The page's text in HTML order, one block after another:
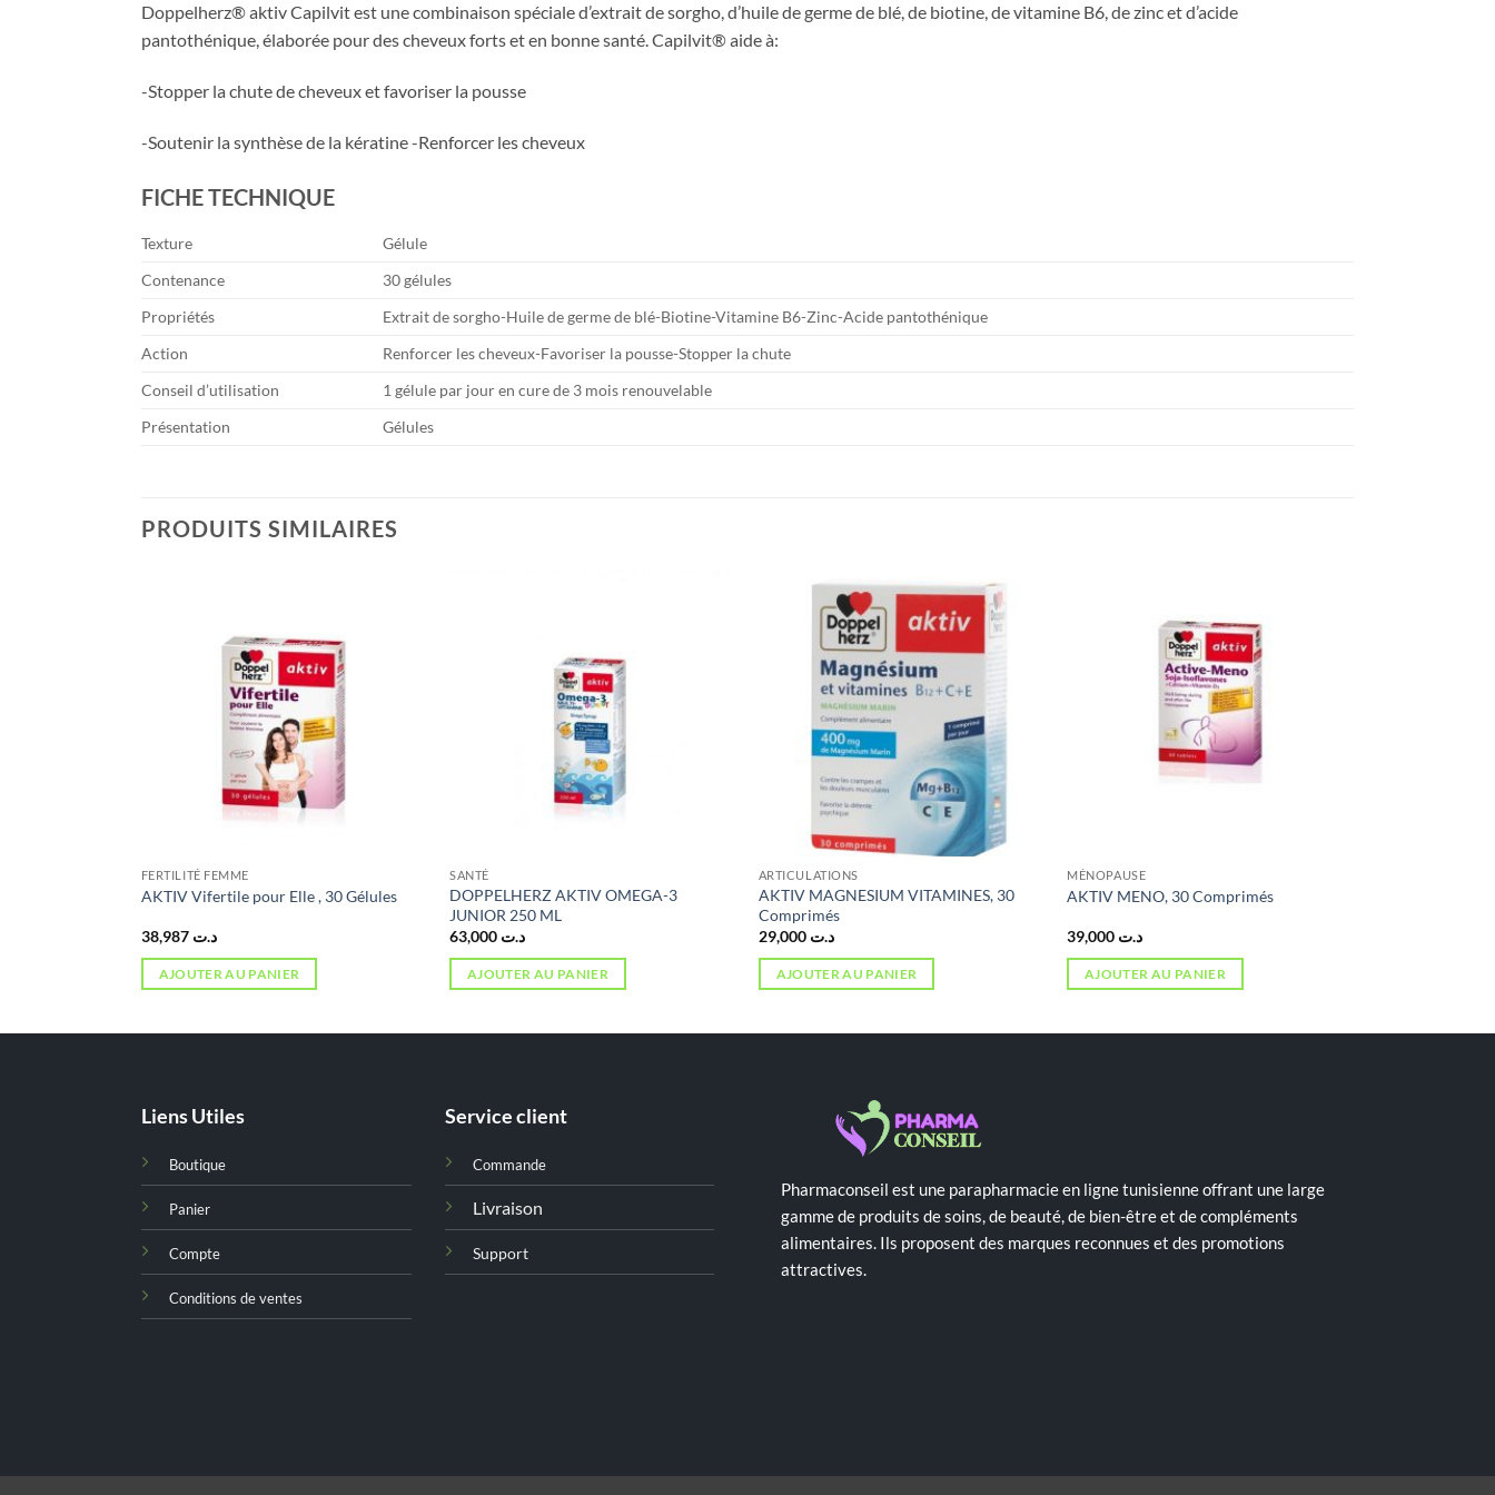
Doppelherz® aktiv Capilvit est une combinaison spéciale d’extrait de sorgho, d’huile de germe de blé, de biotine, de vitamine B6, de zinc et d’acide
pantothénique, élaborée pour des cheveux forts et en bonne santé. Capilvit® aide à:
-Stopper la chute de cheveux et favoriser la pousse
-Soutenir la synthèse de la kératine -Renforcer les cheveux
FICHE TECHNIQUE
Texture
Gélule
Contenance
30 gélules
Propriétés
Extrait de sorgho-Huile de germe de blé-Biotine-Vitamine B6-Zinc-Acide pantothénique
Action
Renforcer les cheveux-Favoriser la pousse-Stopper la chute
Conseil d’utilisation
1 gélule par jour en cure de 3 mois renouvelable
Présentation
Gélules
PRODUITS SIMILAIRES
FERTILITÉ FEMME
AKTIV Vifertile pour Elle , 30 Gélules
د.ت 38,987
AJOUTER AU PANIER
SANTÉ
DOPPELHERZ AKTIV OMEGA-3
JUNIOR 250 ML
د.ت
AJOUTER AU PANIER
ARTICULATIONS
AKTIV MAGNESIUM VITAMINES, 30
Comprimés
د.ت 29,000
AJOUTER AU PANIER
MÉNOPAUSE
AKTIV MENO, 30 Comprimés
د.ت
AJOUTER AU PANIER
Liens Utiles
Boutique
Panier
Compte
Conditions de ventes
Service client
Commande
Livraison
Support
Pharmaconseil est une parapharmacie en ligne tunisienne offrant une large
gamme de produits de soins, de beauté, de bien-être et de compléments
alimentaires. Ils proposent des marques reconnues et des promotions
attractives.